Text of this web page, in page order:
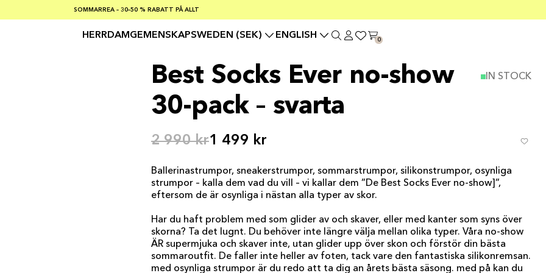
SOMMARREA – 30–50 % RABATT PÅ ALLT
FRI FRAKT PÅ KÖP ÖVER €100
Säker betalning med
HERRDAMGEMENSKAPSWEDEN (SEK) ENGLISH 0
Best Socks Ever no-show
30-pack – svarta
IN STOCK
2 990 kr1 499 kr
Ballerinastrumpor, sneakerstrumpor, sommarstrumpor, silikonstrumpor, osynliga
strumpor – kalla dem vad du vill – vi kallar dem ”De Best Socks Ever no-show]”,
eftersom de är osynliga i nästan alla typer av skor.
Har du haft problem med som glider av och skaver, eller med kanter som syns över
skorna? Ta det lugnt. Du behöver inte längre välja mellan olika typer. Våra no-show
ÄR supermjuka och skaver inte, utan glider upp över skon och förstör din bästa
sommaroutfit. De faller inte heller av foten, tack vare den fantastiska silikonremsan.
med osynliga strumpor är du redo att ta dig an årets bästa säsong. med på kan du